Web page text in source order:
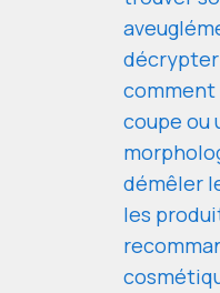
comment
coupe ou
démêler
les